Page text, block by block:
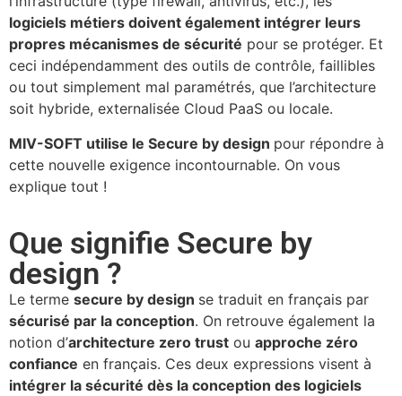
logiciels métiers doivent également intégrer leurs
propres mécanismes de sécurité pour se protéger. Et
ceci indépendamment des outils de contrôle, faillibles
ou tout simplement mal paramétrés, que l’architecture
soit hybride, externalisée Cloud PaaS ou locale.
MIV-SOFT utilise le Secure by design pour répondre à
cette nouvelle exigence incontournable. On vous
explique tout !
Que signifie Secure by
design ?
Le terme secure by design se traduit en français par
sécurisé par la conception. On retrouve également la
notion d’architecture zero trust ou approche zéro
confiance en français. Ces deux expressions visent à
intégrer la sécurité dès la conception des logiciels